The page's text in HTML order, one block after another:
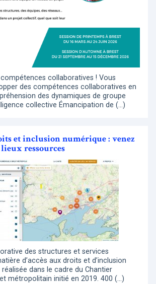
collaboratives ! Vous
des compétences collaboratives en
des dynamiques de groupe
collective Émancipation de (…)
et inclusion numérique : venez
ressources
des structures et services
d’accès aux droits et d’inclusion
dans le cadre du Chantier
métropolitain initié en 2019. 400 (…)